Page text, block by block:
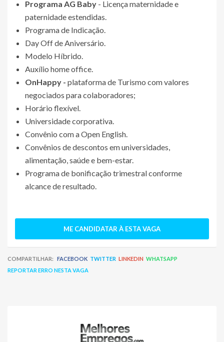
Programa AG Baby - Licença maternidade e
paternidade estendidas.
Programa de Indicação.
Day Off de Aniversário.
Modelo Híbrido.
Auxílio home office.
OnHappy - plataforma de Turismo com valores
negociados para colaboradores;
Horário flexível.
Universidade corporativa.
Convênio com a Open English.
Convênios de descontos em universidades,
alimentação, saúde e bem-estar.
Programa de bonificação trimestral conforme
alcance de resultado.
ME CANDIDATAR À ESTA VAGA
COMPARTILHAR: FACEBOOK TWITTER LINKEDIN WHATSAPP
REPORTAR ERRO NESTA VAGA